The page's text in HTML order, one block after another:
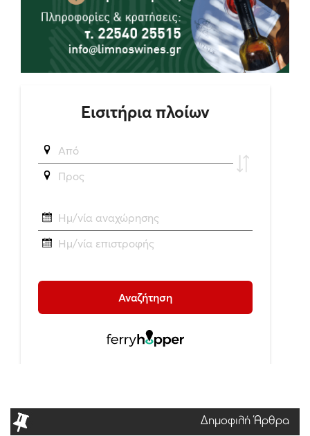
Δημοφιλή Άρθρα